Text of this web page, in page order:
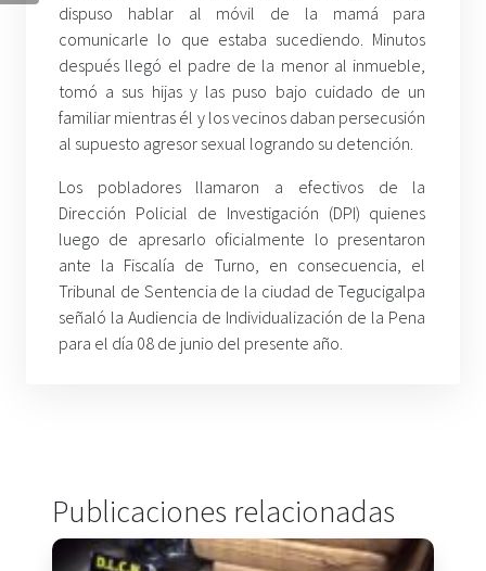
dispuso hablar al móvil de la mamá para
comunicarle lo que estaba sucediendo. Minutos
después llegó el padre de la menor al inmueble,
tomó a sus hijas y las puso bajo cuidado de un
familiar mientras él y los vecinos daban persecusión
al supuesto agresor sexual logrando su detención.
Los pobladores llamaron a efectivos de la
Dirección Policial de Investigación (DPI) quienes
luego de apresarlo oficialmente lo presentaron
ante la Fiscalía de Turno, en consecuencia, el
Tribunal de Sentencia de la ciudad de Tegucigalpa
señaló la Audiencia de Individualización de la Pena
para el día 08 de junio del presente año.
Publicaciones relacionadas